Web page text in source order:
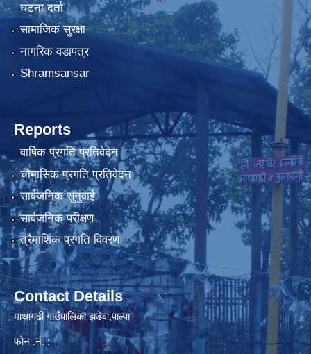
घटना दर्ता
सामाजिक सुरक्षा
नागरिक वडापत्र
Shramsansar
Reports
वार्षिक प्रगति प्रतिवेदन
चौमासिक प्रगति प्रतिवेदन
सार्वजनिक सुनुवाई
सार्वजनिक परीक्षण
त्रैमाशिक प्रगति विवरण
Contact Details
माथागढी गाउँपालिका झडेवा,पाल्पा
फोन .नं. :